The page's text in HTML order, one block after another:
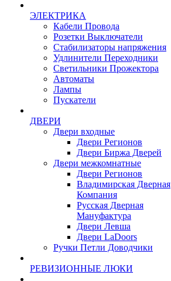
ЭЛЕКТРИКА
Кабели Провода
Розетки Выключатели
Стабилизаторы напряжения
Удлинители Переходники
Светильники Прожектора
Автоматы
Лампы
Пускатели
ДВЕРИ
Двери входные
Двери Регионов
Двери Биржа Дверей
Двери межкомнатные
Двери Регионов
Владимирская Дверная
Компания
Русская Дверная
Мануфактура
Двери Левша
Двери LaDoors
Ручки Петли Доводчики
РЕВИЗИОННЫЕ ЛЮКИ